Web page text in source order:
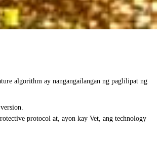
algorithm ay nangangailangan ng paglilipat ng
protocol at, ayon kay Vet, ang technology